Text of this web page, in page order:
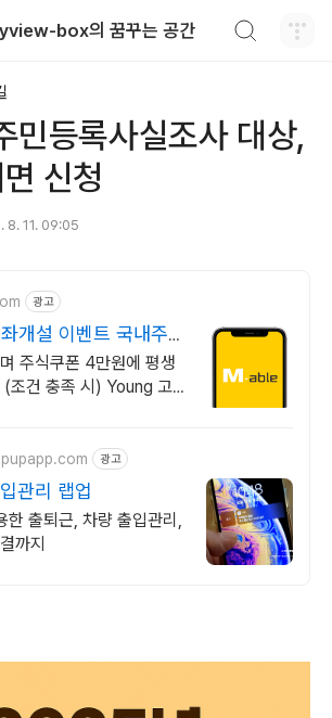
box의 꿈꾸는 공간
등록사실조사 대상,
신청
8. 11. 09:05
광고
개설 이벤트 국내주
원주식쿠폰 4만원에 평생
(조건 충족 시) Young 고
광고
관리 랩업
, 차량 출입관리,
까지